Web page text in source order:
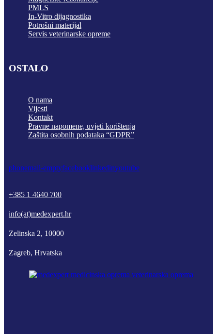
PMLS
In-Vitro dijagnostika
Potrošni materijal
Servis veterinarske opreme
OSTALO
O nama
Vijesti
Kontakt
Pravne napomene, uvjeti korištenja
Zaštita osobnih podataka “GDPR”
phonemail-emptyfacebooklinkedinyoutube
+385 1 4640 700
info(at)medexpert.hr
Zelinska 2, 10000
Zagreb, Hrvatska